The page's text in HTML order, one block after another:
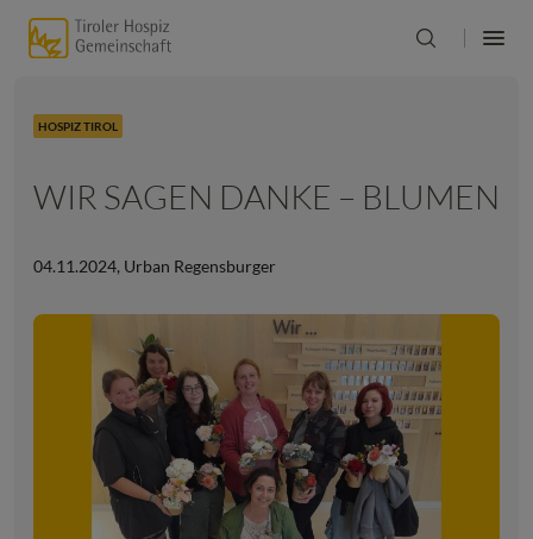
HOSPIZ TIROL
WIR SAGEN DANKE – BLUMEN
04.11.2024, Urban Regensburger